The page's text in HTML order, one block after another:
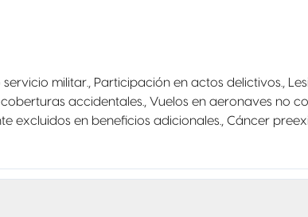
militar., Participación en actos delictivos.,
accidentales., Vuelos en aeronaves no
excluidos en beneficios adicionales., Cáncer